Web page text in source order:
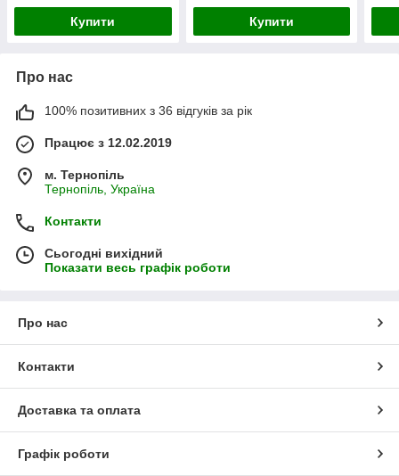
Купити Купити
Про нас
100% позитивних з 36 відгуків за рік
Працює з 12.02.2019
м. Тернопіль
Тернопіль, Україна
Контакти
Сьогодні вихідний
Показати весь графік роботи
Про нас
Контакти
Доставка та оплата
Графік роботи